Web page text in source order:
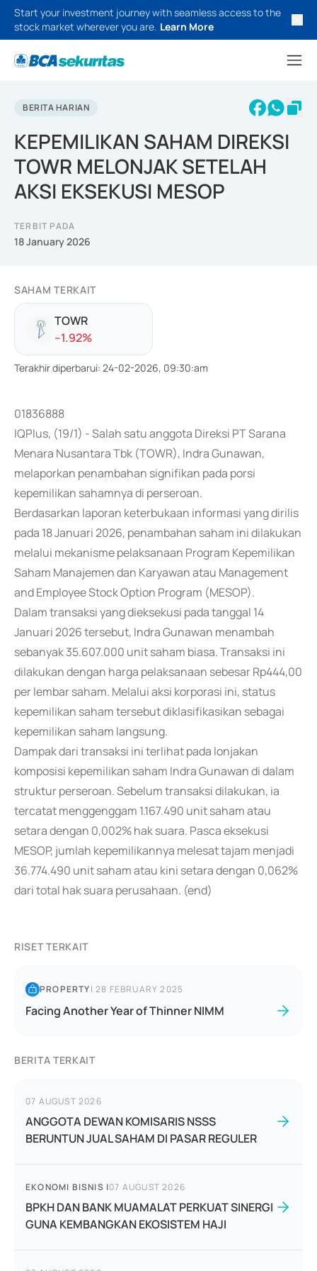
Start your investment journey with seamless access to the
stock market wherever you are. Learn More
BERITA HARIAN
KEPEMILIKAN SAHAM DIREKSI
TOWR MELONJAK SETELAH
AKSI EKSEKUSI MESOP
TERBIT PADA
18 January 2026
SAHAM TERKAIT
TOWR
--1.92%
Terakhir diperbarui: 24-02-2026, 09:30:am
01836888
IQPlus, (19/1) - Salah satu anggota Direksi PT Sarana
Menara Nusantara Tbk (TOWR), Indra Gunawan,
melaporkan penambahan signifikan pada porsi
kepemilikan sahamnya di perseroan.
Berdasarkan laporan keterbukaan informasi yang dirilis
pada 18 Januari 2026, penambahan saham ini dilakukan
melalui mekanisme pelaksanaan Program Kepemilikan
Saham Manajemen dan Karyawan atau Management
and Employee Stock Option Program (MESOP).
Dalam transaksi yang dieksekusi pada tanggal 14
Januari 2026 tersebut, Indra Gunawan menambah
sebanyak 35.607.000 unit saham biasa. Transaksi ini
dilakukan dengan harga pelaksanaan sebesar Rp444,00
per lembar saham. Melalui aksi korporasi ini, status
kepemilikan saham tersebut diklasifikasikan sebagai
kepemilikan saham langsung.
Dampak dari transaksi ini terlihat pada lonjakan
komposisi kepemilikan saham Indra Gunawan di dalam
struktur perseroan. Sebelum transaksi dilakukan, ia
tercatat menggenggam 1.167.490 unit saham atau
setara dengan 0,002% hak suara. Pasca eksekusi
MESOP, jumlah kepemilikannya melesat tajam menjadi
36.774.490 unit saham atau kini setara dengan 0,062%
dari total hak suara perusahaan. (end)
RISET TERKAIT
PROPERTY|28 FEBRUARY 2025
Facing Another Year of Thinner NIMM
BERITA TERKAIT
07 AUGUST 2026
ANGGOTA DEWAN KOMISARIS NSSS
BERUNTUN JUAL SAHAM DI PASAR REGULER
EKONOMI BISNIS |07 AUGUST 2026
BPKH DAN BANK MUAMALAT PERKUAT SINERGI
GUNA KEMBANGKAN EKOSISTEM HAJI